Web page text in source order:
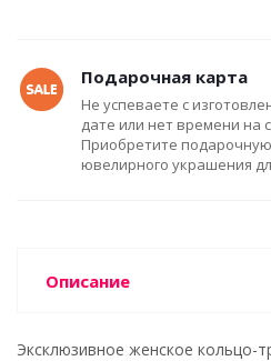
Подарочная карта
Не успеваете с
дате или нет времени на
Приобретите
ювелирного украшения
Описание
Эксклюзивное женское кольцо-